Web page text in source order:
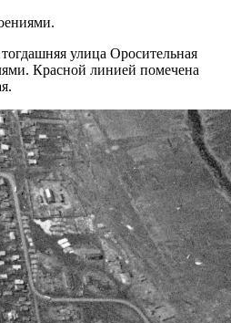
улица Оросительная
Красной линией помечена